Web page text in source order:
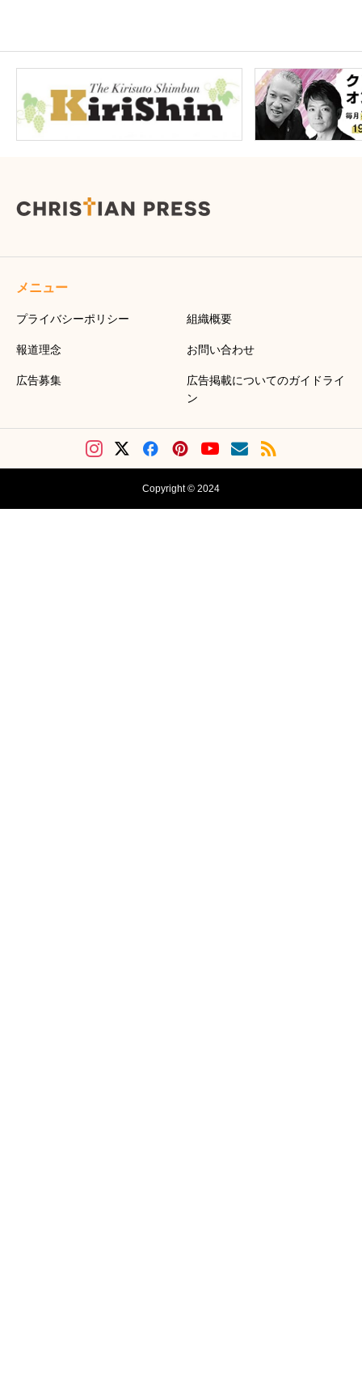
メニュー
プライバシーポリシー 組織概要
報道理念 お問い合わせ
広告募集
広告掲載についてのガイドライ
ン
Copyright © 2024